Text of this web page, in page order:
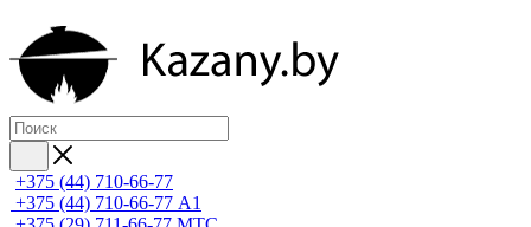
+375 (44) 710-66-77
+375 (44) 710-66-77 А1